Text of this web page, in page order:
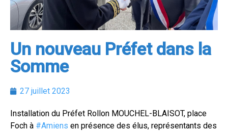
Un nouveau Préfet dans la
Somme
27 juillet 2023
Installation du Préfet Rollon MOUCHEL-BLAISOT, place
Foch à #Amiens en présence des élus, représentants des